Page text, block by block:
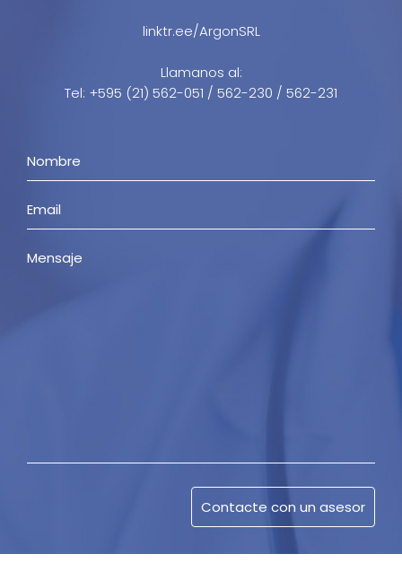
linktr.ee/ArgonSRL
Llamanos al:
Tel: +595 (21) 562-051 / 562-230 / 562-231